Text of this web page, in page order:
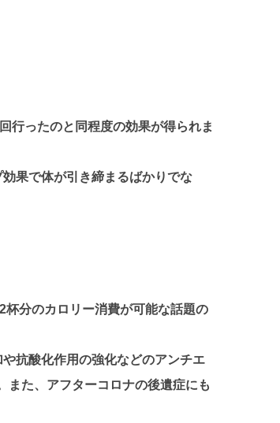
行ったのと同程度の効果が得られま
果で体が引き締まるばかりでな
分のカロリー消費が可能な話題の
抗酸化作用の強化などのアンチエ
また、アフターコロナの後遺症にも